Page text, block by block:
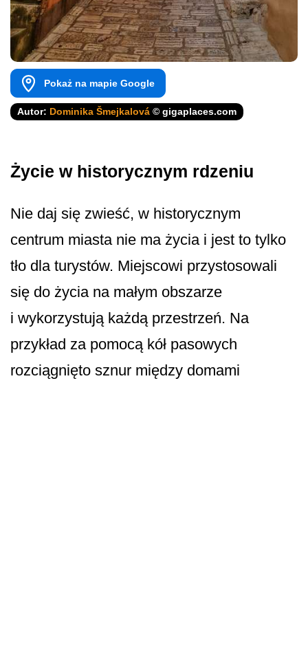
Pokaż na mapie Google
Autor: Dominika Šmejkalová © gigaplaces.com
Życie w historycznym rdzeniu
Nie daj się zwieść, w historycznym
centrum miasta nie ma życia i jest to tylko
tło dla turystów. Miejscowi przystosowali
się do życia na małym obszarze
i wykorzystują każdą przestrzeń. Na
przykład za pomocą kół pasowych
rozciągnięto sznur między domami